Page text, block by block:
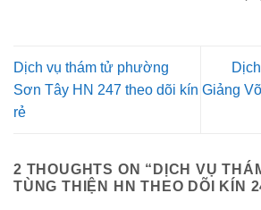
Dịch vụ thám tử phường
Sơn Tây HN 247 theo dõi kín
rẻ
Giảng
2 THOUGHTS ON “ DỊCH VỤ
TÙNG THIỆN HN THEO DÕI KÍN